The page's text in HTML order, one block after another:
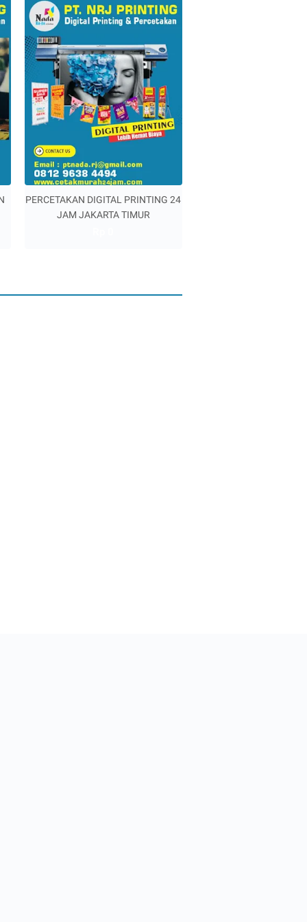
PERCETAKAN DIGITAL PRINTING 24
JAM JAKARTA TIMUR